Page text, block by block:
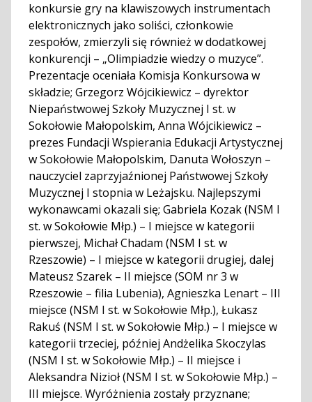
konkursie gry na klawiszowych instrumentach
elektronicznych jako soliści, członkowie
zespołów, zmierzyli się również w dodatkowej
konkurencji – „Olimpiadzie wiedzy o muzyce”.
Prezentacje oceniała Komisja Konkursowa w
składzie; Grzegorz Wójcikiewicz – dyrektor
Niepaństwowej Szkoły Muzycznej I st. w
Sokołowie Małopolskim, Anna Wójcikiewicz –
prezes Fundacji Wspierania Edukacji Artystycznej
w Sokołowie Małopolskim, Danuta Wołoszyn –
nauczyciel zaprzyjaźnionej Państwowej Szkoły
Muzycznej I stopnia w Leżajsku. Najlepszymi
wykonawcami okazali się; Gabriela Kozak (NSM I
st. w Sokołowie Młp.) – I miejsce w kategorii
pierwszej, Michał Chadam (NSM I st. w
Rzeszowie) – I miejsce w kategorii drugiej, dalej
Mateusz Szarek – II miejsce (SOM nr 3 w
Rzeszowie – filia Lubenia), Agnieszka Lenart – III
miejsce (NSM I st. w Sokołowie Młp.), Łukasz
Rakuś (NSM I st. w Sokołowie Młp.) – I miejsce w
kategorii trzeciej, później Andżelika Skoczylas
(NSM I st. w Sokołowie Młp.) – II miejsce i
Aleksandra Nizioł (NSM I st. w Sokołowie Młp.) –
III miejsce. Wyróżnienia zostały przyznane;